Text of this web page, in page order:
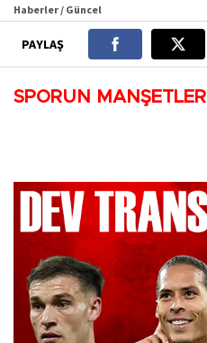
Haberler / Güncel
PAYLAŞ
SPORUN MANŞETLERİ